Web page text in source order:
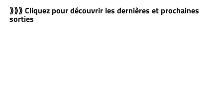
⟫⟫⟫ Cliquez pour découvrir les dernières et prochaines
sorties